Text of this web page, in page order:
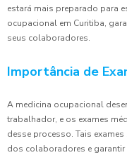
estará mais preparado para
ocupacional em Curitiba,
seus colaboradores.
Importância de
A medicina ocupacional
trabalhador, e os exames
desse processo. Tais
dos colaboradores e